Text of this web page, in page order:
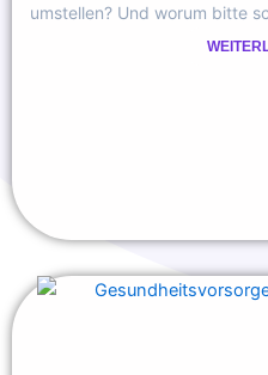
umstellen? Und worum bitte